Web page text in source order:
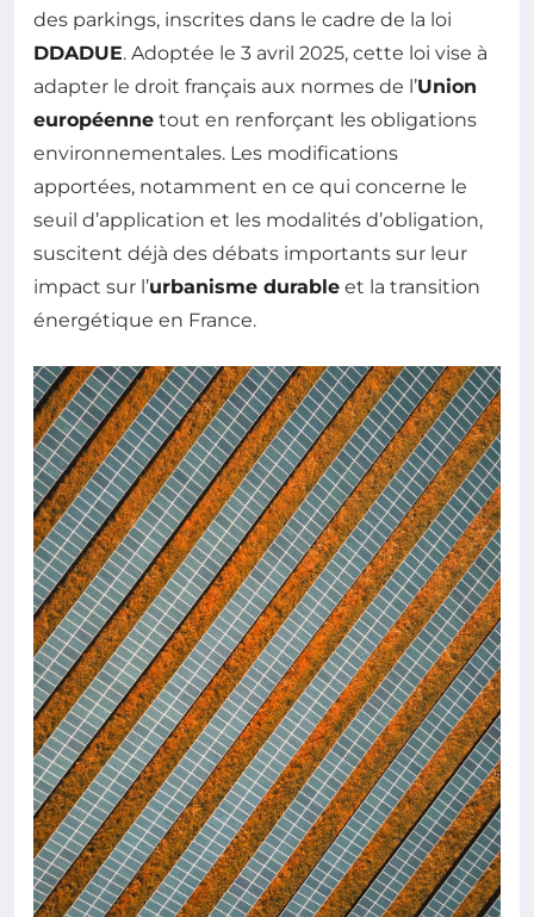
des parkings, inscrites dans le cadre de la loi
DDADUE. Adoptée le 3 avril 2025, cette loi vise à
adapter le droit français aux normes de l’Union
européenne tout en renforçant les obligations
environnementales. Les modifications
apportées, notamment en ce qui concerne le
seuil d’application et les modalités d’obligation,
suscitent déjà des débats importants sur leur
impact sur l’urbanisme durable et la transition
énergétique en France.